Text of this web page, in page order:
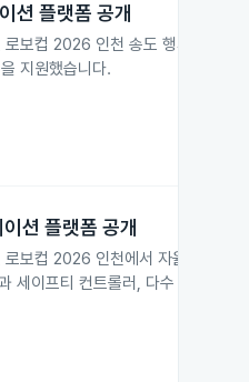
션 플랫폼 공개
보컵 2026 인천 송도 행사에서 제
지원했습니다.
션 플랫폼 공개
보컵 2026 인천에서 자율주행 기
세이프티 컨트롤러, 다수 로봇 통